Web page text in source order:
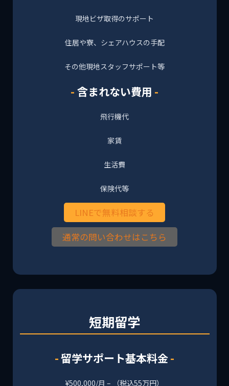
現地ビザ取得のサポート
住居や寮、シェアハウスの手配
その他現地スタッフサポート等
含まれない費用
飛行機代
家賃
生活費
保険代等
LINEで無料相談する
通常の問い合わせはこちら
短期留学
留学サポート基本料金
¥500,000/月 – （税込55万円）